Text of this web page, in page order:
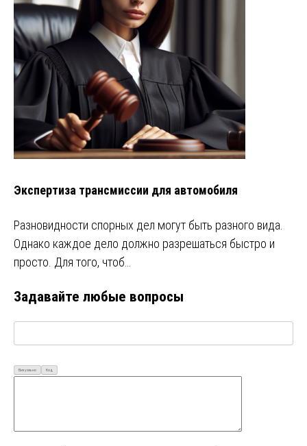
Экспертиза трансмиссии для автомобиля
Разновидности спорных дел могут быть разного вида.
Однако каждое дело должно разрешаться быстро и
просто. Для того, чтоб…
Задавайте любые вопросы
Визуально Код